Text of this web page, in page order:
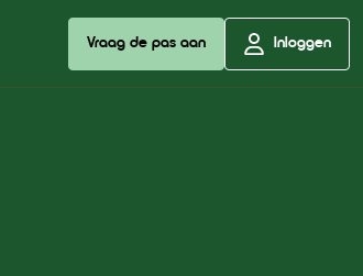
Vraag de pas aan Inloggen